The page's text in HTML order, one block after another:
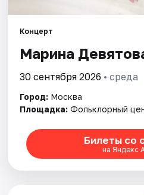
Города
Площадки
Рейтинги
Концерт
Марина
30 сентября 2026 • среда
Город: Москва
Площадка: Фольклорный
Билеты со
на Яндекс